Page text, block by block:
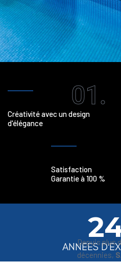
01.
Créativité avec un design
d'élégance
Satisfaction
Garantie à 100 %
ANNEES
Depuis plus
décennies,